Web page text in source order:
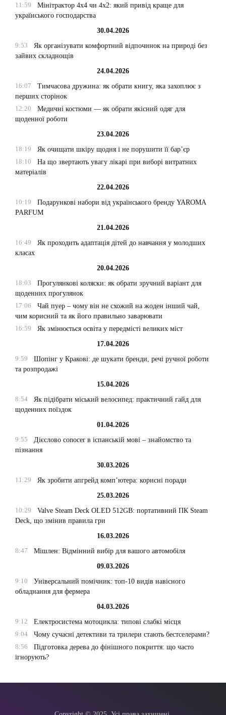
11:59
Мінітрактор 4х4 чи 4х2: який привід краще для
українського господарства
30.04.2026
9:53
Як організувати комфортний відпочинок на природі без
зайвих складнощів
24.04.2026
16:07
Тимчасова дружина: як обрати книгу, яка захоплює з
перших сторінок
12:20
Медичні костюми — як обрати якісний одяг для
щоденної роботи
23.04.2026
18:19
Як очищати шкіру щодня і не порушити її бар’єр
18:10
На що звертають увагу лікарі при виборі витратних
матеріалів
22.04.2026
10:19
Подарункові набори від українського бренду YAROMA
PARFUM
21.04.2026
16:49
Як проходить адаптація дітей до навчання у молодших
класах
20.04.2026
18:03
Прогулянкові коляски: як обрати зручний варіант для
щоденних прогулянок
17:06
Чай пуер – чому він не схожий на жоден інший чай,
чим корисний та як його правильно заварювати
16:59
Як змінюється освіта у передмісті великих міст
17.04.2026
9:59
Шопінг у Кракові: де шукати бренди, речі ручної роботи
та розпродажі
15.04.2026
8:54
Як підібрати міський велосипед: практичний гайд для
щоденних поїздок
01.04.2026
9:55
Дієслово conocer в іспанській мові – знайомство та
пізнання
30.03.2026
11:29
Як зробити апгрейд комп’ютера: корисні поради
25.03.2026
10:29
Valve Steam Deck OLED 512GB: портативний ПК Steam
Deck, що змінив правила гри
16.03.2026
8:47
Мішлен: Відмінний вибір для вашого автомобіля
09.03.2026
9:10
Універсальний помічник: топ-10 видів навісного
обладнання для фермера
04.03.2026
9:12
Електросистема мотоцикла: типові слабкі місця
9:04
Чому сучасні детективи та трилери стають бестселерами?
8:56
Підготовка дерева до фінішного покриття: що часто
ігнорують?